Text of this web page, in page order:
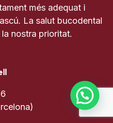
més adequat i
La salut bucodental
nostra prioritat.